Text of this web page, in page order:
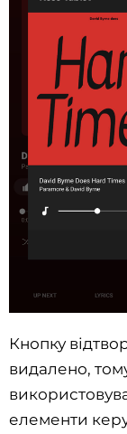
Кнопку
видалено,
елементи